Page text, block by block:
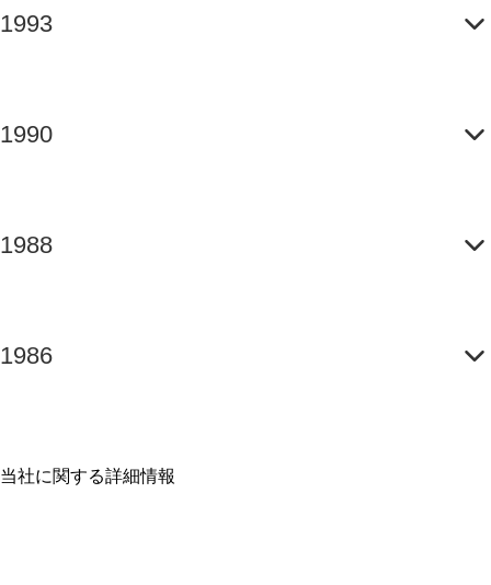
1993
1990
1988
1986
当社に関する詳細情報